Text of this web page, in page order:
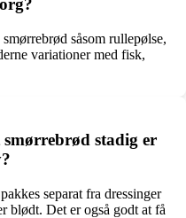
såsom rullepølse,
variationer med fisk,
stadig er
separat fra dressinger
blødt. Det er også godt at få